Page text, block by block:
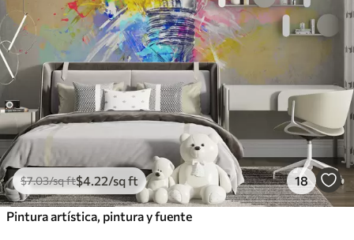
$7.03/sq ft$4 .22/sq ft 18
Pintura artística, pintura y fuente